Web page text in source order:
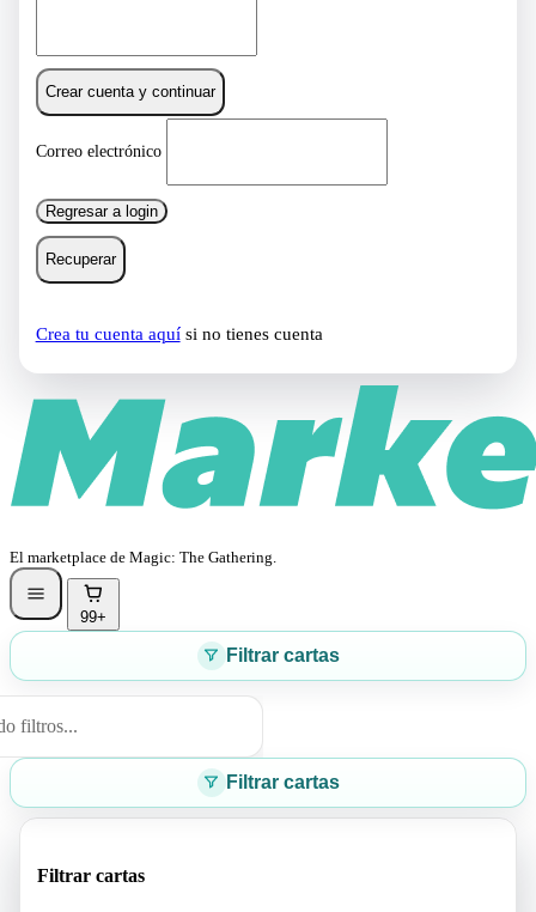
Crear cuenta y continuar
Correo electrónico
Regresar a login
Recuperar
Crea tu cuenta aquísi no tienes cuenta
El marketplace de Magic: The Gathering.
99+
Filtrar cartas
filtros...
Filtrar cartas
Filtrar cartas